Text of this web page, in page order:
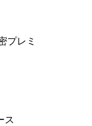
プレミ
ス